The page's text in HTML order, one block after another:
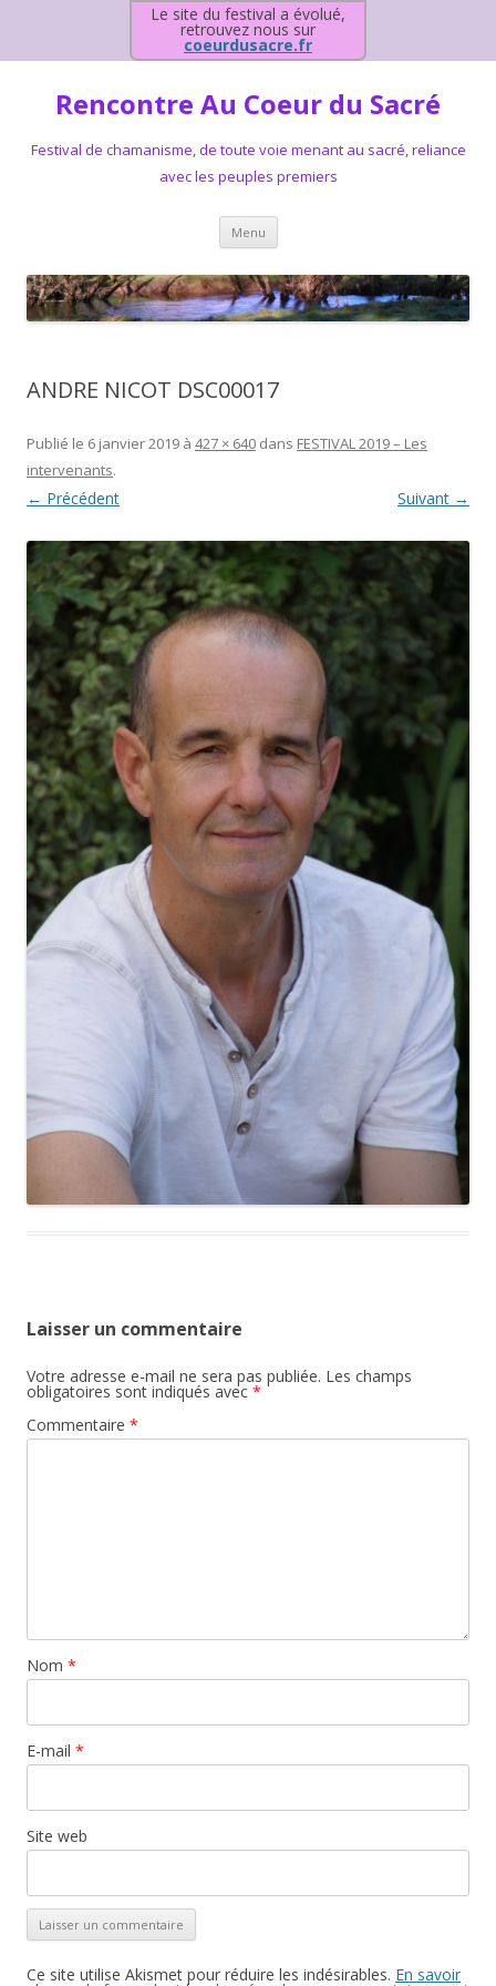
Le site du festival a évolué,
retrouvez nous sur
coeurdusacre.fr
Rencontre Au Coeur du Sacré
Festival de chamanisme, de toute voie menant au sacré, reliance
avec les peuples premiers
Menu Aller au contenu principal
ANDRE NICOT DSC00017
Publié le 6 janvier 2019 à 427 × 640 dans FESTIVAL 2019 – Les
intervenants.
← Précédent Suivant →
Laisser un commentaire
Votre adresse e-mail ne sera pas publiée. Les champs
obligatoires sont indiqués avec *
Commentaire *
Nom *
E-mail *
Site web
Ce site utilise Akismet pour réduire les indésirables. En savoir